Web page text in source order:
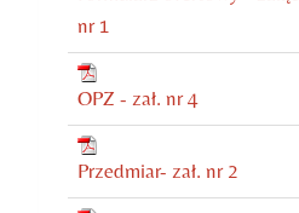
nr 1
OPZ - zał. nr 4
Przedmiar- zał. nr 2